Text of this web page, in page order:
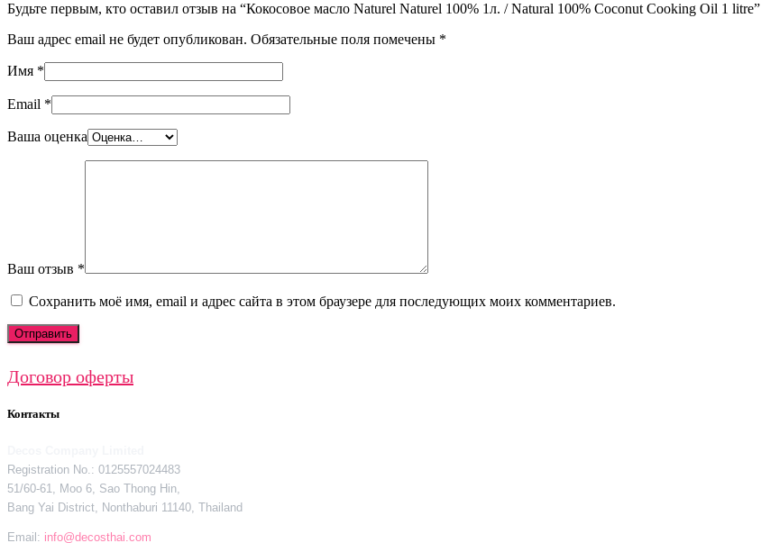
Будьте первым, кто оставил отзыв на “Кокосовое масло Naturel Naturel 100% 1л. / Natural 100% Coconut Cooking Oil 1 litre”
Ваш адрес email не будет опубликован. Обязательные поля помечены *
Имя *
Email *
Ваша оценка
Ваш отзыв *
Сохранить моё имя, email и адрес сайта в этом браузере для последующих моих комментариев.
Договор оферты
Контакты
Registration No.: 0125557024483
51/60-61, Moo 6, Sao Thong Hin,
Bang Yai District, Nonthaburi 11140, Thailand
Email: info@decosthai.com